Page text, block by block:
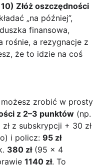
10) Złóż oszczędności
„na później”,
finansowa,
rośnie, a rezygnacje z
że to idzie na coś
zrobić w prosty
z 2–3 punktów (np.
z subskrypcji + 30 zł
i policz: 95 zł
380 zł(95 × 4
1140 zł. To